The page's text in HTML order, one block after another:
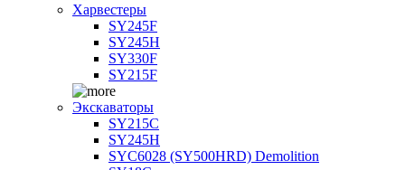
Харвестеры
SY245F
SY245H
SY330F
SY215F
Экскаваторы
SY215C
SY245H
SYC6028 (SY500HRD) Demolition